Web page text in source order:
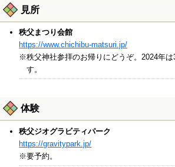
見所
秩父まつり会館
https://www.chichibu-matsuri.jp/
※秩父神社参拝のお帰りにどうぞ。2024年は
す。
体験
秩父ジオグラビティパーク
https://gravitypark.jp/
※要予約。